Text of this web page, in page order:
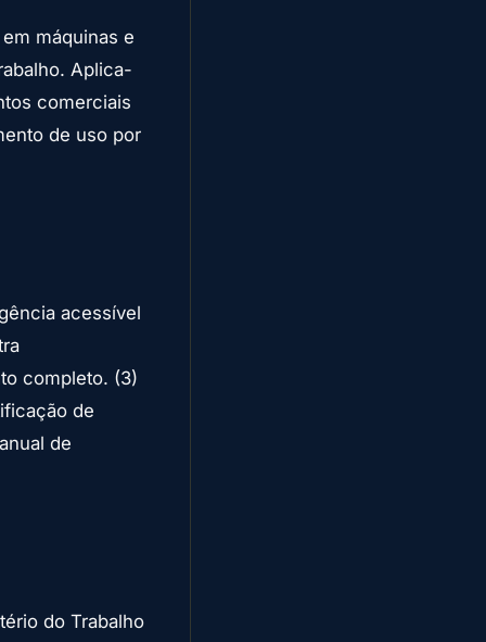
máquinas e
Aplica-
comerciais
de uso por
acessível
completo. (3)
de
de
do Trabalho